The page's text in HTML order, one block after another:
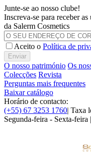
Junte-se ao nosso clube!
Inscreva-se para receber
da Salerm Cosmetics
Aceito o Política de
Enviar
O nosso património Os
Colecções Revista
Perguntas mais frequentes
Baixar catálogo
Horário de contacto:
(+55) 67 3253 1760| Taxa
Segunda-feira - Sexta-